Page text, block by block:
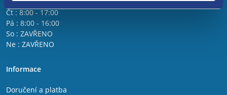
Čt : 8:00 - 17:00
Pá : 8:00 - 16:00
So : ZAVŘENO
Ne : ZAVŘENO
Informace
Doručení a platba